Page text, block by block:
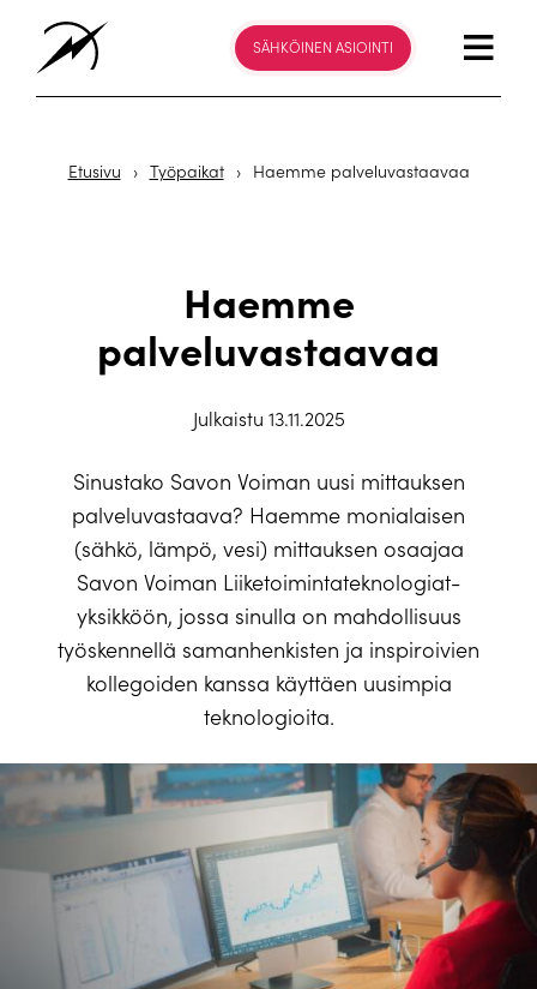
SÄHKÖINEN ASIOINTI
Etusivu › Työpaikat › Haemme palveluvastaavaa
Haemme
palveluvastaavaa
Julkaistu 13.11.2025
Sinustako Savon Voiman uusi mittauksen
palveluvastaava? Haemme monialaisen
(sähkö, lämpö, vesi) mittauksen osaajaa
Savon Voiman Liiketoimintateknologiat-
yksikköön, jossa sinulla on mahdollisuus
työskennellä samanhenkisten ja inspiroivien
kollegoiden kanssa käyttäen uusimpia
teknologioita.